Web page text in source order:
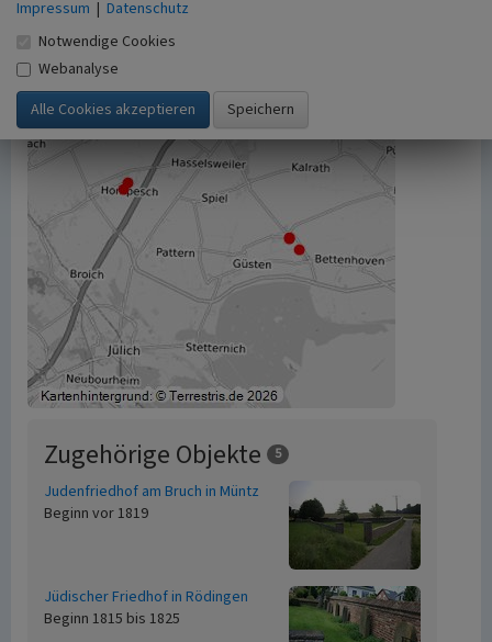
Zugehörige Objekte 5
Judenfriedhof am Bruch in Müntz
Beginn vor 1819
Jüdischer Friedhof in Rödingen
Beginn 1815 bis 1825
Impressum | Datenschutz
Notwendige Cookies
Webanalyse